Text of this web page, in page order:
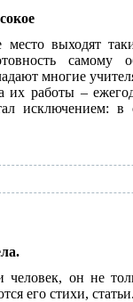
выходят
самому
многие
работы –
исключением: в
он не
его стихи, статьи.